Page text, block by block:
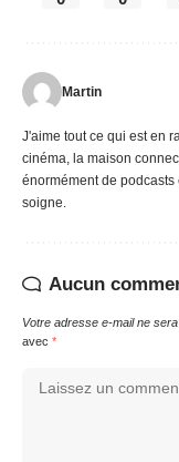
Martin
J'aime tout ce qui est en
cinéma, la maison
énormément de podcasts
soigne.
Aucun
Votre adresse e-mail ne sera
avec *